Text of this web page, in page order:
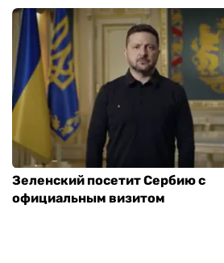
Зеленский посетит Сербию с
официальным визитом